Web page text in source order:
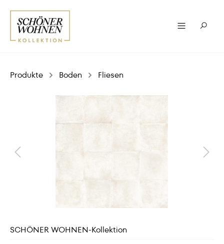
Produkte Boden Fliesen
SCHÖNER WOHNEN-Kollektion